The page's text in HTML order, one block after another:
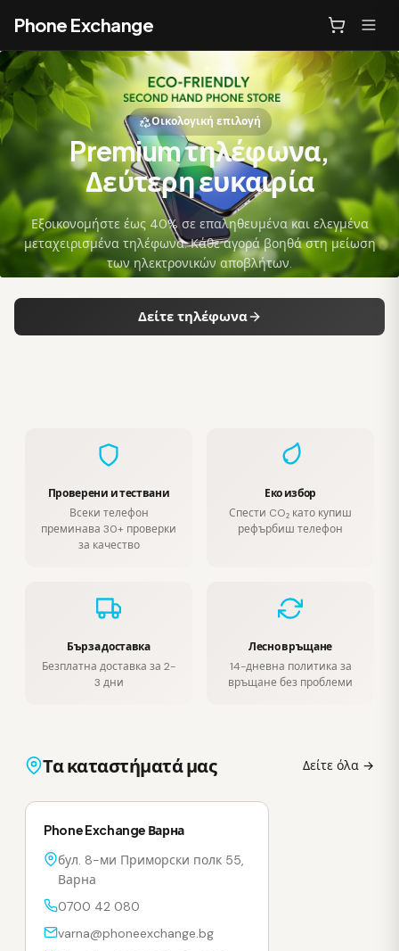
Phone Exchange
Οικολογική επιλογή
Premium τηλέφωνα,
Δεύτερη ευκαιρία
Εξοικονομήστε έως 40% σε επαληθευμένα και ελεγμένα
μεταχειρισμένα τηλέφωνα. Κάθε αγορά βοηθά στη μείωση
των ηλεκτρονικών αποβλήτων.
Δείτε τηλέφωνα
Проверени и тествани
Всеки телефон
преминава 30+ проверки
за качество
Еко избор
Спести CO₂ като купиш
рефърбиш телефон
Бърза доставка
Безплатна доставка за 2-
3 дни
Лесно връщане
14-дневна политика за
връщане без проблеми
Τα καταστήματά μας Δείτε όλα →
Phone Exchange Варна
бул. 8-ми Приморски полк 55,
Варна
0700 42 080
varna@phoneexchange.bg